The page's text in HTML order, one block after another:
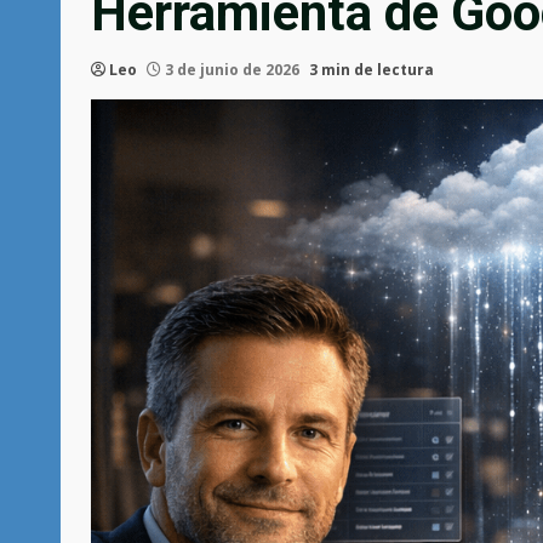
Herramienta de
Leo 3 de junio de 2026 3 min de lectura